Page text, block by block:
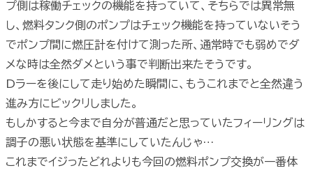
プ側は稼働チェックの機能を持っていて、そちらでは異常無
し、燃料タンク側のポンプはチェック機能を持っていないそう
でポンプ間に燃圧計を付けて測った所、通常時でも弱めでダ
メな時は全然ダメという事で判断出来たそうです。
Dラーを後にして走り始めた瞬間に、もうこれまでと全然違う
進み方にビックリしました。
もしかすると今まで自分が普通だと思っていたフィーリングは
調子の悪い状態を基準にしていたんじゃ…
これまでイジったどれよりも今回の燃料ポンプ交換が一番体